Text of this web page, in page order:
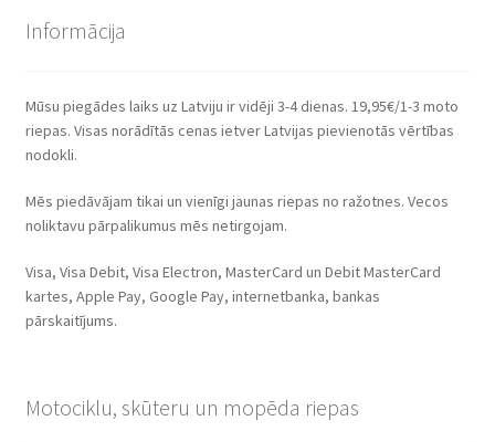
Informācija
Mūsu piegādes laiks uz Latviju ir vidēji 3-4 dienas. 19,95€/1-3 moto
riepas. Visas norādītās cenas ietver Latvijas pievienotās vērtības
nodokli.
Mēs piedāvājam tikai un vienīgi jaunas riepas no ražotnes. Vecos
noliktavu pārpalikumus mēs netirgojam.
Visa, Visa Debit, Visa Electron, MasterCard un Debit MasterCard
kartes, Apple Pay, Google Pay, internetbanka, bankas
pārskaitījums.
Motociklu, skūteru un mopēda riepas